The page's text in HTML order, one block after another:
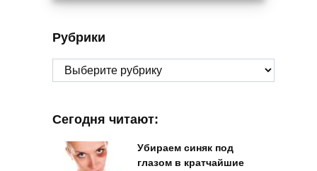
Рубрики
Рубрики
Сегодня читают:
Убираем синяк под
глазом в кратчайшие